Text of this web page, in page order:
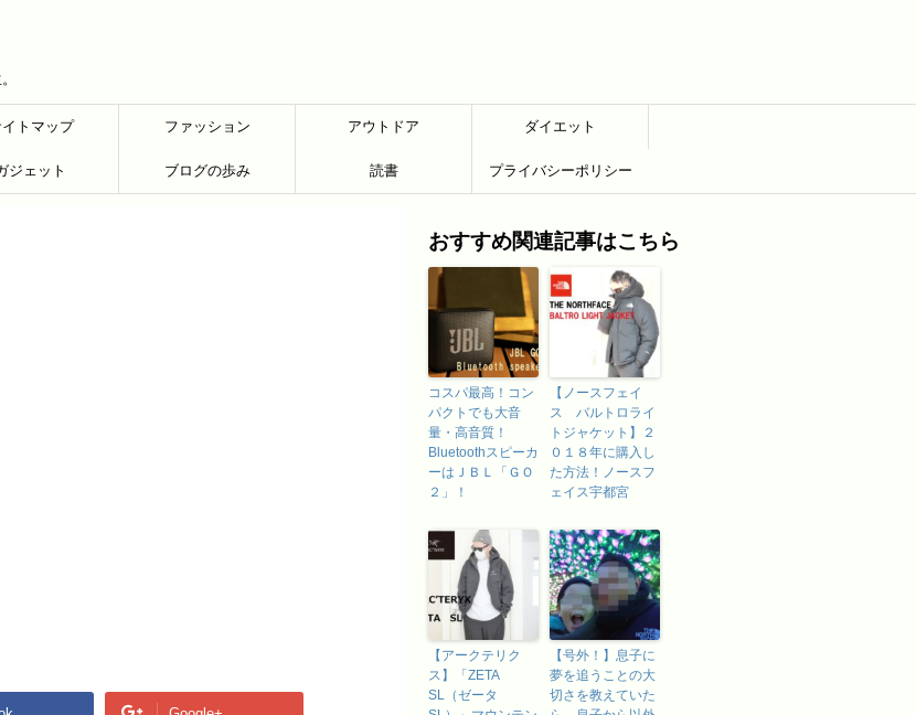
トマップ ファッション アウトドア ダイエット
ジェット ブログの歩み 読書 プライバシーポリシー
おすすめ関連記事はこちら
コスパ最高！コン
パクトでも大音
量・高音質！
Bluetoothスピーカ
ーはＪＢＬ「ＧＯ
２」！
【ノースフェイ
ス バルトロライ
トジャケット】２
０１８年に購入し
た方法！ノースフ
ェイス宇都宮
【アークテリク
ス】「ZETA
SL（ゼータ
【号外！】息子に
夢を追うことの大
切さを教えていた